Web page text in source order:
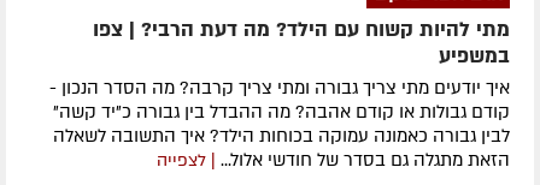
מתי להיות קשוח עם הילד? מה דעת הרבי? | צפו
במשפיע
איך יודעים מתי צריך גבורה ומתי צריך קרבה? מה הסדר הנכון -
קודם גבולות או קודם אהבה? מה ההבדל בין גבורה כ"יד קשה"
לבין גבורה כאמונה עמוקה בכוחות הילד? איך התשובה לשאלה
הזאת מתגלה גם בסדר של חודשי אלול... | לצפייה